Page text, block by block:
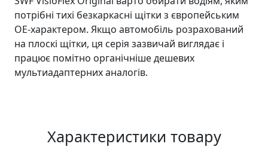
потрібні тихі безкаркасні щітки з європейським
OE-характером. Якщо автомобіль розрахований
на плоскі щітки, ця серія зазвичай виглядає і
працює помітно органічніше дешевих
мультиадаптерних аналогів.
Характеристики товару